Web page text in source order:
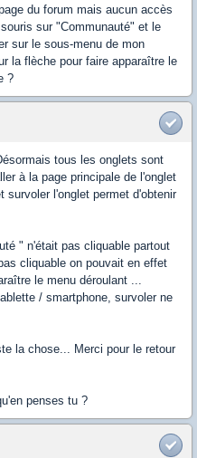
du forum mais aucun accès
sur "Communauté" et le
sur le sous-menu de mon
la flèche pour faire apparaître le
?
tous les onglets sont
à la page principale de l'onglet
survoler l'onglet permet d'obtenir
" n'était pas cliquable partout
cliquable on pouvait en effet
le menu déroulant ...
/ smartphone, survoler ne
la chose... Merci pour le retour
penses tu ?